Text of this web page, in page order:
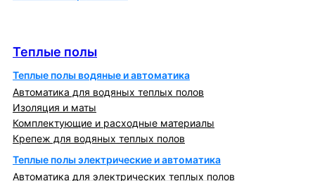
Теплые полы
Теплые полы водяные и автоматика
Автоматика для водяных теплых полов
Изоляция и маты
Комплектующие и расходные материалы
Крепеж для водяных теплых полов
Теплые полы электрические и автоматика
Автоматика для электрических теплых полов